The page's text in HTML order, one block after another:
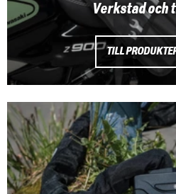
Verkstad och
TILL